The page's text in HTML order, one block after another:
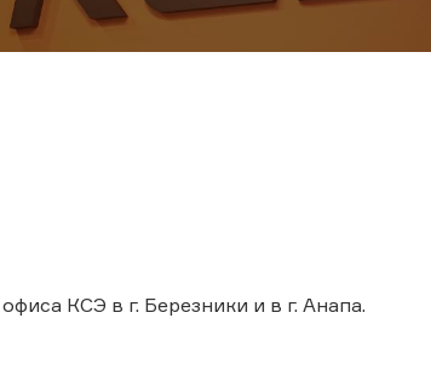
КСЭ в г. Березники и в г. Анапа.